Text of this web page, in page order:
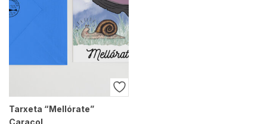
Tarxeta “Mellórate”
Caracol